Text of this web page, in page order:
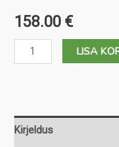
158.00 €
NAT
G80
LISA
Kirjeldus